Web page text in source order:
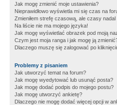
Jak mogę zmienić moje ustawienia?
Nieprawidłowo wyświetla mi się czas na
Zmieniłem strefę czasową, ale czasy nadal
Na liście nie ma mojego języka!
Jak mogę wyświetlać obrazek pod moją
Czym jest moja ranga i jak mogę ją
Dlaczego muszę się zalogować po
Problemy z pisaniem
Jak utworzyć temat na forum?
Jak mogę wyedytować lub usunąć posta?
Jak mogę dodać podpis do mojego postu?
Jak mogę utworzyć ankietę?
Dlaczego nie mogę dodać więcej opcji w